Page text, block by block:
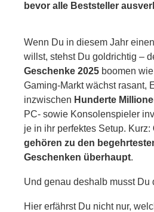
7. High-Performance
braucht
8. 27" Gaming-
Hz – Das ultimative
Gamer
9. Secretlab Titan –
Gaming Chair für
& Power wollen
10.
bevor alle Beststeller
Wenn Du in diesem Jahr
willst, stehst Du goldrichtig –
Geschenke 2025 boomen
Gaming-Markt wächst rasant,
inzwischen Hunderte
PC- sowie Konsolenspieler
je in ihr perfektes Setup. Kurz:
gehören zu den
Geschenken überhaupt.
Und genau deshalb musst Du
Hier erfährst Du nicht nur,